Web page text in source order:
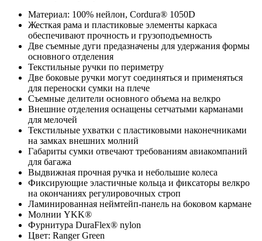
Материал: 100% нейлон, Cordura® 1050D
Жесткая рама и пластиковые элементы каркаса
обеспечивают прочность и грузоподъемность
Две съемные дуги предазначены для удержания формы
основного отделения
Текстильные ручки по периметру
Две боковые ручки могут соединяться и применяться
для переноски сумки на плече
Съемные делители основного объема на велкро
Внешние отделения оснащены сетчатыми карманами
для мелочей
Текстильные ухватки с пластиковыми наконечниками
на замках внешних молний
Габариты сумки отвечают требованиям авиакомпаний
для багажа
Выдвижная прочная ручка и небольшие колеса
Фиксирующие эластичные кольца и фиксаторы велкро
на окончаниях регулировочных строп
Ламинированная неймтейп-панель на боковом кармане
Молнии YKK®
Фурнитура DuraFlex® nylon
Цвет: Ranger Green